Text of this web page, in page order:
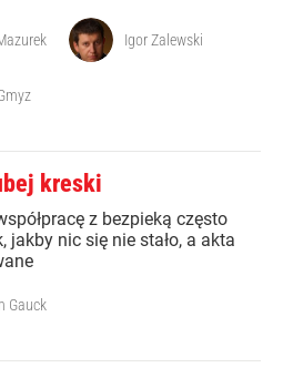
Igor Zalewski
kreski
z bezpieką często
jakby nic się nie stało, a akta
Gauck